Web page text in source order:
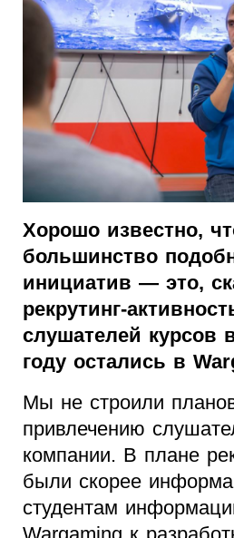
Хорошо известно,
большинство
инициатив — это,
рекрутинг-
слушателей курсов
году остались в
Мы не строили
привлечению
компании. В плане
были скорее
студентам